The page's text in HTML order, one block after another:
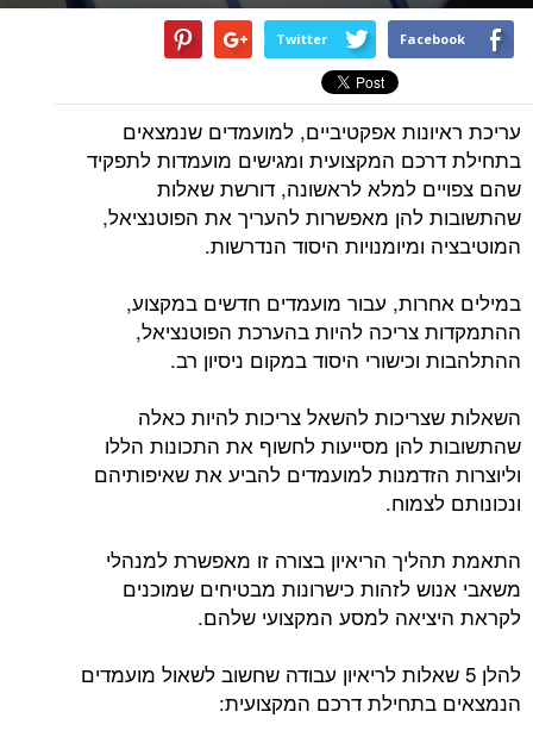
Facebook
Twitter
עריכת ראיונות אפקטיביים, למועמדים שנמצאים
בתחילת דרכם המקצועית ומגישים מועמדות לתפקיד
שהם צפויים למלא לראשונה, דורשת שאלות
שהתשובות להן מאפשרות להעריך את הפוטנציאל,
המוטיבציה ומיומנויות היסוד הנדרשות.
במילים אחרות, עבור מועמדים חדשים במקצוע,
ההתמקדות צריכה להיות בהערכת הפוטנציאל,
ההתלהבות וכישורי היסוד במקום ניסיון רב.
השאלות שצריכות להשאל צריכות להיות כאלה
שהתשובות להן מסייעות לחשוף את התכונות הללו
וליוצרות הזדמנות למועמדים להביע את שאיפותיהם
ונכונותם לצמוח.
התאמת תהליך הריאיון בצורה זו מאפשרת למנהלי
משאבי אנוש לזהות כישרונות מבטיחים שמוכנים
לקראת היציאה למסע המקצועי שלהם.
להלן 5 שאלות לריאיון עבודה שחשוב לשאול מועמדים
הנמצאים בתחילת דרכם המקצועית: